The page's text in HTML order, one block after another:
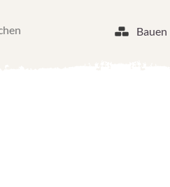
Bauen